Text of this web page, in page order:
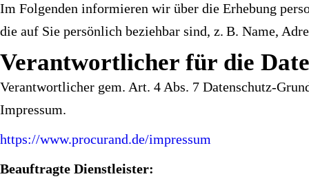
Im Folgenden informieren wir über die Erhebung
die auf Sie persönlich beziehbar sind, z. B. Name,
Verantwortlicher für die
Verantwortlicher gem. Art. 4 Abs. 7 Datenschutz-
Impressum.
https://www.procurand.de/impressum
Beauftragte Dienstleister: